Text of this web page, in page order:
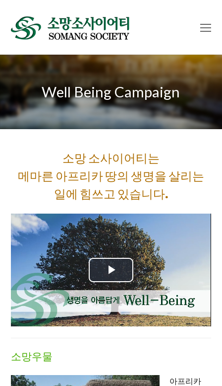
Well Being Campaign
소망 소사이어티는
메마른 아프리카 땅의 생명을 살리는
일에 힘쓰고 있습니다.
Play
Video
소망우물
아프리카